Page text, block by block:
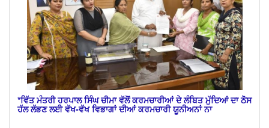
*ਵਿੱਤ ਮੰਤਰੀ ਹਰਪਾਲ ਸਿੰਘ ਚੀਮਾ ਵੱਲੋਂ ਕਰਮਚਾਰੀਆਂ ਦੇ ਲੰਬਿਤ ਮੁੱਦਿਆਂ ਦਾ ਠੋਸ
ਹੱਲ ਲੱਭਣ ਲਈ ਵੱਖ-ਵੱਖ ਵਿਭਾਗਾਂ ਦੀਆਂ ਕਰਮਚਾਰੀ ਯੂਨੀਅਨਾਂ ਨਾ